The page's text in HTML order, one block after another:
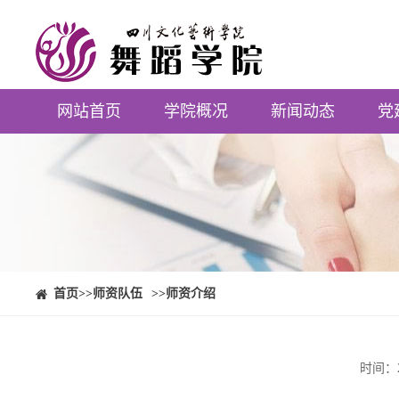
网站首页 学院概况 新闻动态 党
⠀⠀首页>>师资队伍 >>师资介绍
时间